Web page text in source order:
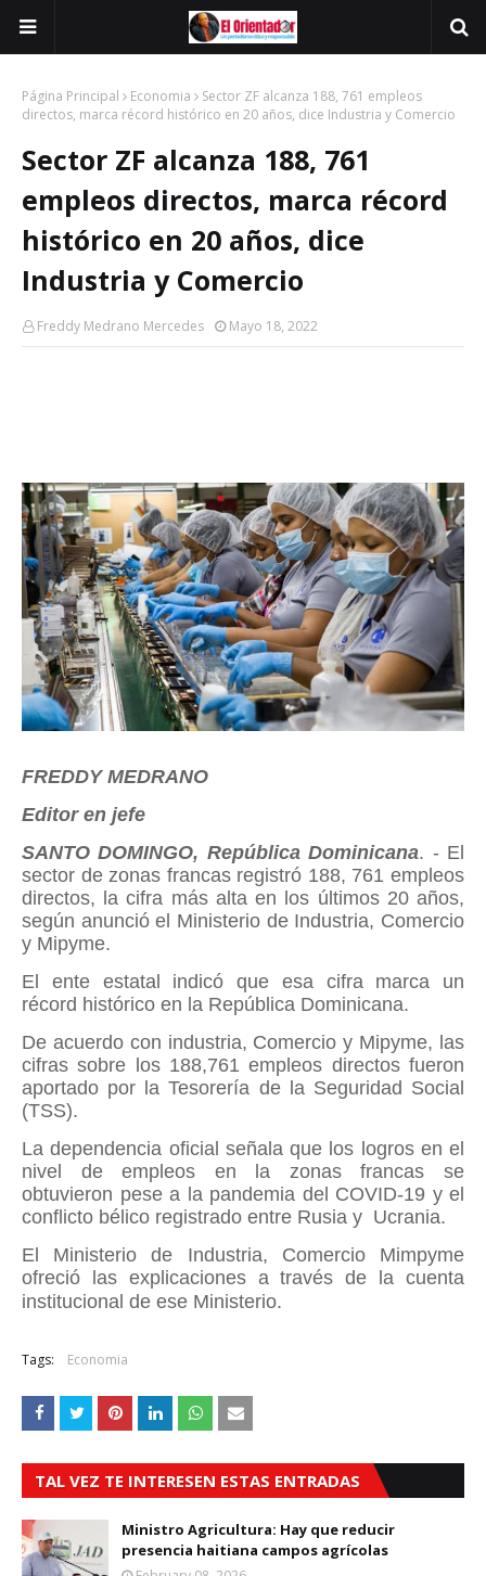
Página Principal Economia
Sector ZF alcanza 188, 761 empleos
directos, marca récord histórico en 20 años, dice Industria y Comercio
Sector ZF alcanza 188, 761
empleos directos, marca récord
histórico en 20 años, dice
Industria y Comercio
Freddy Medrano Mercedes Mayo 18, 2022
FREDDY MEDRANO
Editor en jefe
SANTO DOMINGO, República Dominicana. - El
sector de zonas francas registró 188, 761 empleos
directos, la cifra más alta en los últimos 20 años,
según anunció el Ministerio de Industria, Comercio
y Mipyme.
El ente estatal indicó que esa cifra marca un
récord histórico en la República Dominicana.
De acuerdo con industria, Comercio y Mipyme, las
cifras sobre los 188,761 empleos directos fueron
aportado por la Tesorería de la Seguridad Social
(TSS).
La dependencia oficial señala que los logros en el
nivel de empleos en la zonas francas se
obtuvieron pese a la pandemia del COVID-19 y el
conflicto bélico registrado entre Rusia y Ucrania.
El Ministerio de Industria, Comercio Mimpyme
ofreció las explicaciones a través de la cuenta
institucional de ese Ministerio.
Tags: Economia
TAL VEZ TE INTERESEN ESTAS ENTRADAS
Ministro Agricultura: Hay que reducir
presencia haitiana campos agrícolas